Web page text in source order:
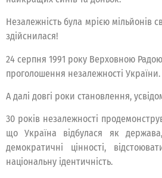
Незалежність була мрією мільйонів
здійснилася!
24 серпня 1991 року Верховною
проголошення незалежності України.
А далі довгі роки становлення,
30 років незалежності
що Україна відбулася як
демократичні цінності,
національну ідентичність.